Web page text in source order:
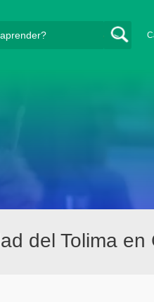
del Tolima en